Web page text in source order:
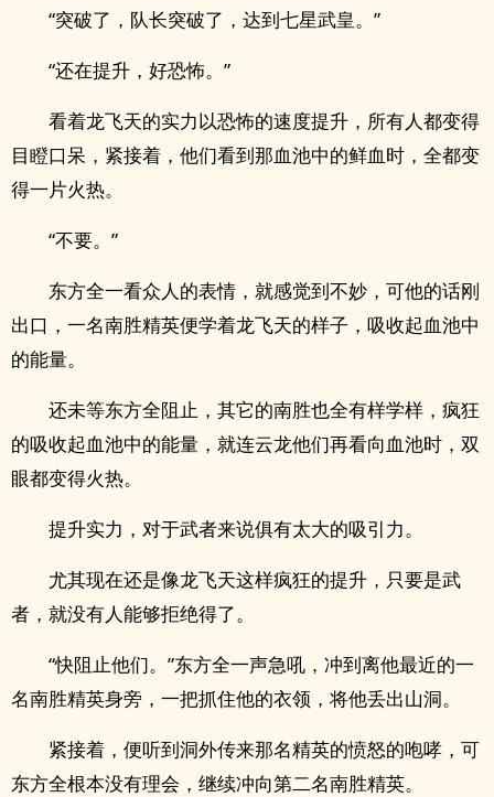
“突破了，队长突破了，达到七星武皇。”
“还在提升，好恐怖。”
看着龙飞天的实力以恐怖的速度提升，所有人都变得
目瞪口呆，紧接着，他们看到那血池中的鲜血时，全都变
得一片火热。
“不要。”
东方全一看众人的表情，就感觉到不妙，可他的话刚
出口，一名南胜精英便学着龙飞天的样子，吸收起血池中
的能量。
还未等东方全阻止，其它的南胜也全有样学样，疯狂
的吸收起血池中的能量，就连云龙他们再看向血池时，双
眼都变得火热。
提升实力，对于武者来说俱有太大的吸引力。
尤其现在还是像龙飞天这样疯狂的提升，只要是武
者，就没有人能够拒绝得了。
“快阻止他们。”东方全一声急吼，冲到离他最近的一
名南胜精英身旁，一把抓住他的衣领，将他丢出山洞。
紧接着，便听到洞外传来那名精英的愤怒的咆哮，可
东方全根本没有理会，继续冲向第二名南胜精英。